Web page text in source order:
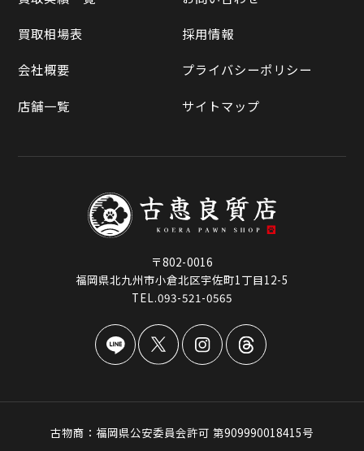
ラクマ
買取相場表
会社概要
店舗一覧
採用情報
プライバシーポリシー
サイトマップ
〒802-0016
福岡県北九州市小倉北区宇佐町1丁目12-5
TEL.093-521-0565
古物商：福岡県公安委員会許可 第909990018415号